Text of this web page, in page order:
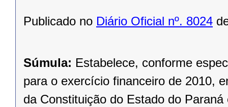
Publicado no Diário Oficial nº. 8024
Súmula: Estabelece, conforme
para o exercício financeiro de 2010,
da Constituição do Estado do